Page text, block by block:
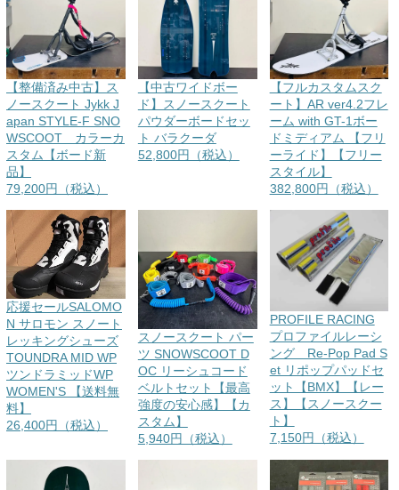
【整備済み中古】ス
ノースクート Jykk J
apan STYLE-F SNO
WSCOOT カラーカ
スタム【ボード新
品】
79,200円（税込）
【中古ワイドボー
ド】スノースクート
パウダーボードセッ
ト バラクーダ
52,800円（税込）
【フルカスタムスク
ート】AR ver4.2フレ
ーム with GT-1ボー
ドミディアム 【フリ
ーライド】【フリー
スタイル】
382,800円（税込）
応援セールSALOMO
N サロモン スノート
レッキングシューズ
TOUNDRA MID WP
ツンドラミッドWP
WOMEN'S 【送料無
料】
26,400円（税込）
スノースクート パー
ツ SNOWSCOOT D
OC リーシュコード
ベルトセット【最高
強度の安心感】【カ
スタム】
5,940円（税込）
PROFILE RACING
プロファイルレーシ
ング Re-Pop Pad S
et リポップパッドセ
ット【BMX】【レー
ス】【スノースクー
ト】
7,150円（税込）